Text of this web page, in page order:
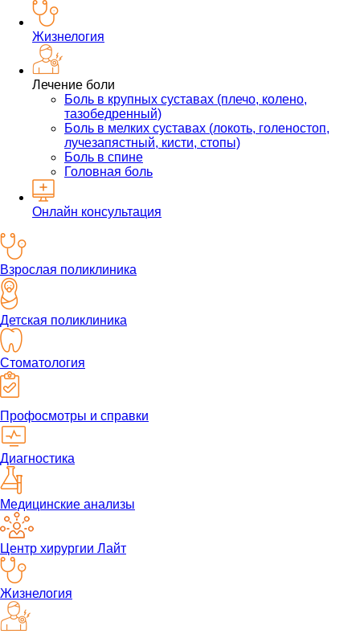
Жизнелогия
Лечение боли
Боль в крупных суставах (плечо, колено,
тазобедренный)
Боль в мелких суставах (локоть, голеностоп,
лучезапястный, кисти, стопы)
Боль в спине
Головная боль
Онлайн консультация
Взрослая поликлиника
Детская поликлиника
Стоматология
Профосмотры и справки
Диагностика
Медицинские анализы
Центр хирургии Лайт
Жизнелогия